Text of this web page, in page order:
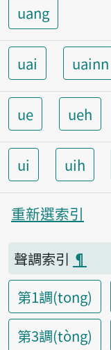
uang
uai uainn
ue ueh
ui uih
重新選索引
聲調索引 ¶
第1調(tong)
第3調(tòng)